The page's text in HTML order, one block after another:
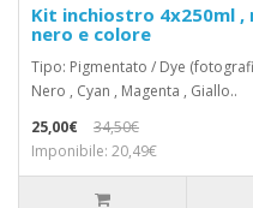
Kit inchiostro 4x250ml ,
nero e colore
Tipo: Pigmentato / Dye
Nero , Cyan , Magenta , Giallo..
25,00€
34,50€
Imponibile: 20,49€